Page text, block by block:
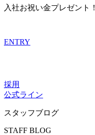
入社お祝い金プレゼント！
ENTRY
採用
公式ライン
スタッフブログ
STAFF BLOG